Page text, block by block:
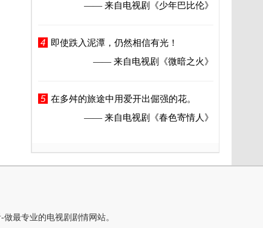
—— 来自电视剧
《少年巴比伦》
4
即使跌入泥潭，仍然相信有光！
—— 来自电视剧
《微暗之火》
5 在多舛的旅途中用爱开出倔强的花。
—— 来自电视剧
《春色寄情人》
最专业的电视剧剧情网站。